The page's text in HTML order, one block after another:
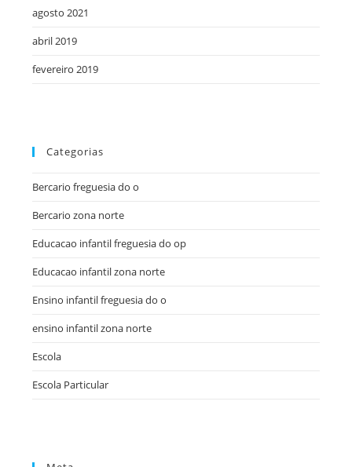
agosto 2021
abril 2019
fevereiro 2019
Categorias
Bercario freguesia do o
Bercario zona norte
Educacao infantil freguesia do op
Educacao infantil zona norte
Ensino infantil freguesia do o
ensino infantil zona norte
Escola
Escola Particular